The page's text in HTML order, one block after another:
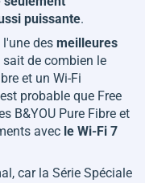
puissante.
l'une des meilleures
sait de combien le
et un Wi-Fi
probable que Free
B&YOU Pure Fibre et
avec le Wi-Fi 7
car la Série Spéciale